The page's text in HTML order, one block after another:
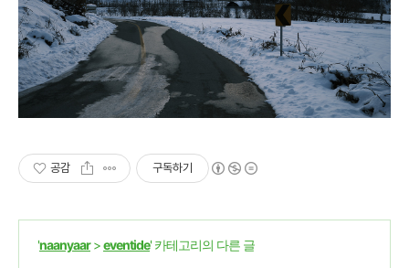
공감 구독하기
'naanyaar>eventide' 카테고리의 다른 글